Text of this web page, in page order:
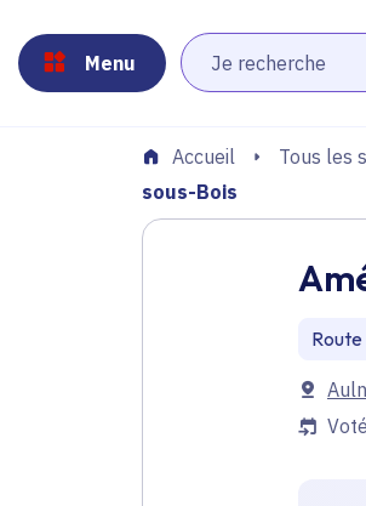
Menu
Accueil Tous les
sous-Bois
Route